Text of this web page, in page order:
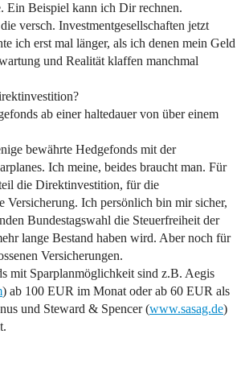
Ein Beispiel kann ich Dir rechnen.
versch. Investmentgesellschaften jetzt
ich erst mal länger, als ich denen mein Geld
und Realität klaffen manchmal
ab einer haltedauer von über einem
bewährte Hedgefonds mit der
Ich meine, beides braucht man. Für
die Direktinvestition, für die
Versicherung. Ich persönlich bin mir sicher,
Bundestagswahl die Steuerfreiheit der
lange Bestand haben wird. Aber noch für
Versicherungen.
mit Sparplanmöglichkeit sind z.B. Aegis
) ab 100 EUR im Monat oder ab 60 EUR als
und Steward & Spencer (www.sasag.de)